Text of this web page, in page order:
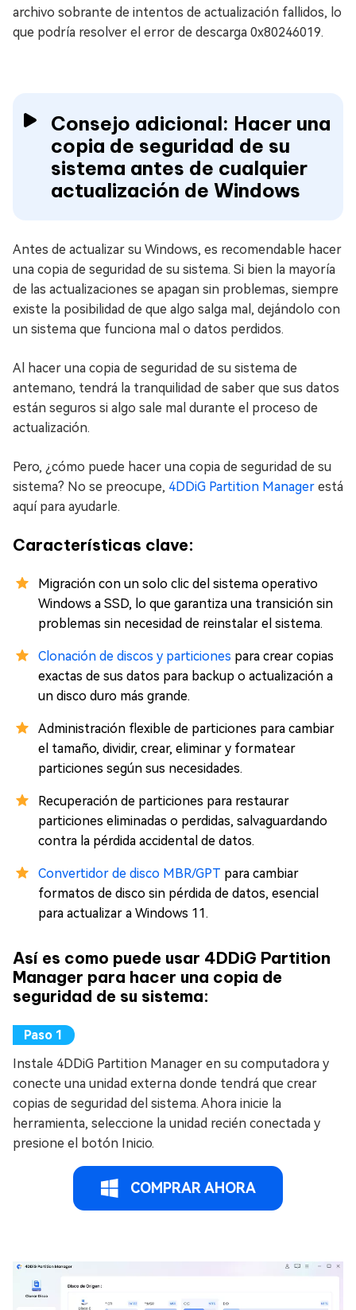
archivo sobrante de intentos de actualización fallidos, lo
que podría resolver el error de descarga 0x80246019.
Consejo adicional: Hacer una
copia de seguridad de su
sistema antes de cualquier
actualización de Windows
Antes de actualizar su Windows, es recomendable hacer
una copia de seguridad de su sistema. Si bien la mayoría
de las actualizaciones se apagan sin problemas, siempre
existe la posibilidad de que algo salga mal, dejándolo con
un sistema que funciona mal o datos perdidos.
Al hacer una copia de seguridad de su sistema de
antemano, tendrá la tranquilidad de saber que sus datos
están seguros si algo sale mal durante el proceso de
actualización.
Pero, ¿cómo puede hacer una copia de seguridad de su
sistema? No se preocupe, 4DDiG Partition Manager está
aquí para ayudarle.
Características clave:
Migración con un solo clic del sistema operativo
Windows a SSD, lo que garantiza una transición sin
problemas sin necesidad de reinstalar el sistema.
Clonación de discos y particiones para crear copias
exactas de sus datos para backup o actualización a
un disco duro más grande.
Administración flexible de particiones para cambiar
el tamaño, dividir, crear, eliminar y formatear
particiones según sus necesidades.
Recuperación de particiones para restaurar
particiones eliminadas o perdidas, salvaguardando
contra la pérdida accidental de datos.
Convertidor de disco MBR/GPT para cambiar
formatos de disco sin pérdida de datos, esencial
para actualizar a Windows 11.
Así es como puede usar 4DDiG Partition
Manager para hacer una copia de
seguridad de su sistema:
Instale 4DDiG Partition Manager en su computadora y
conecte una unidad externa donde tendrá que crear
copias de seguridad del sistema. Ahora inicie la
herramienta, seleccione la unidad recién conectada y
presione el botón Inicio.
COMPRAR AHORA